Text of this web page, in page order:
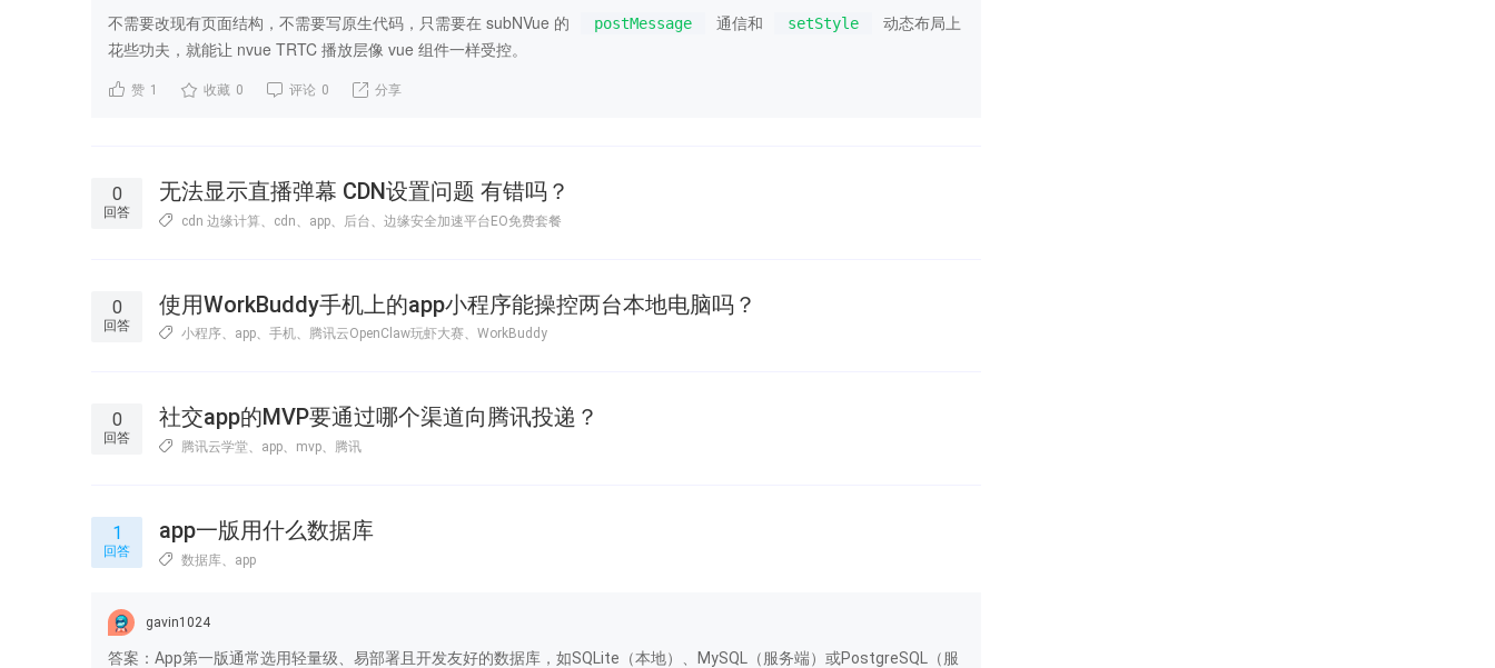
不需要改现有页面结构，不需要写原生代码，只需要在 subNVue 的 postMessage 通信和 setStyle
动态布局上
花些功夫，就能让 nvue TRTC 播放层像 vue 组件一样受控。
赞 1 收藏 0 评论 0 分享
无法显示直播弹幕 CDN设置问题 有错吗？
0
回答
cdn 边缘计算 cdn app 后台 边缘安全加速平台EO免费套餐
使用WorkBuddy手机上的app小程序能操控两台本地电脑吗？
0
回答
小程序、 app、 手机、 腾讯云OpenClaw玩虾大赛、 WorkBuddy
社交app的MVP要通过哪个渠道向腾讯投递？
0
回答
腾讯云学堂、 app、 mvp、 腾讯
app一版用什么数据库
1
回答
数据库、 app
gavin1024
答案：App第一版通常选用轻量级、易部署且开发友好的数据库，如SQLite（本地）、MySQL（服务端）或PostgreSQL（服